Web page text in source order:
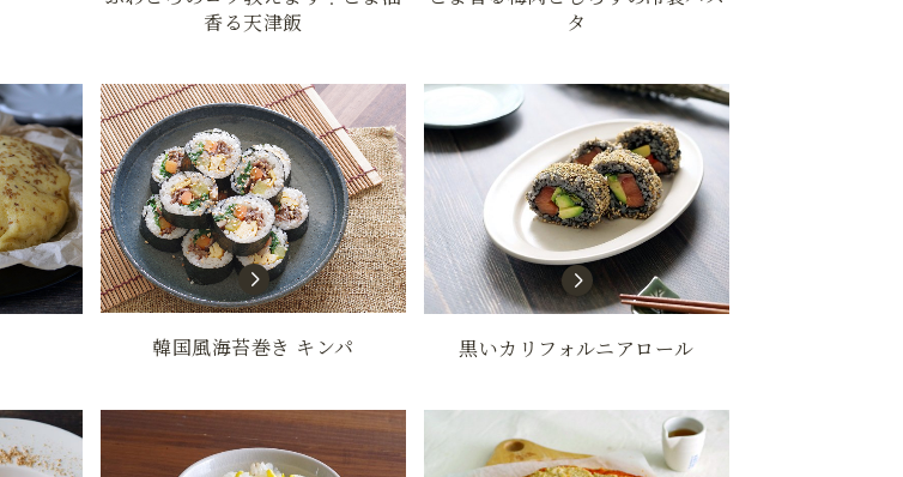
香る天津飯
タ
韓国風海苔巻き キンパ 黒いカリフォルニアロール